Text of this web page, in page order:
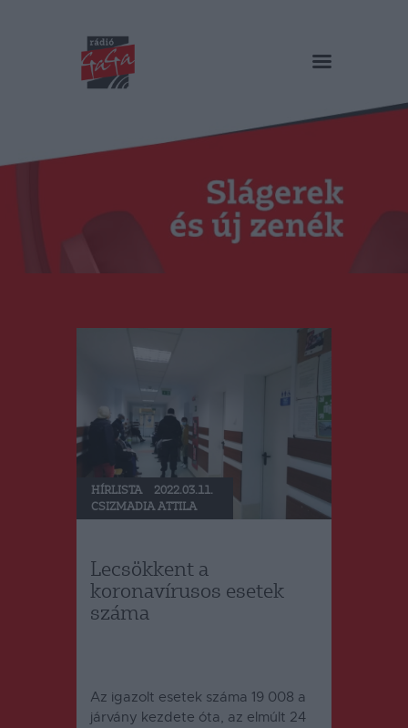
RÁDIÓ GAGA
Műsorok
Duma Duba
Podcast és videók
Stáb
HÍRLISTA
2022.03.11.
CSIZMADIA ATTILA
Lecsökkent a
koronavírusos esetek
száma
Az igazolt esetek száma 19 008 a
járvány kezdete óta, az elmúlt 24